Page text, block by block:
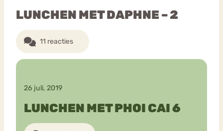
LUNCHEN MET DAPHNE – 2
11 reacties
26 juli, 2019
LUNCHEN MET PHOI CAI 6